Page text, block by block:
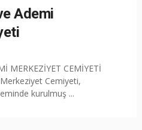
Ademi
MERKEZİYET CEMİYETİ
Cemiyeti,
kurulmuş ...